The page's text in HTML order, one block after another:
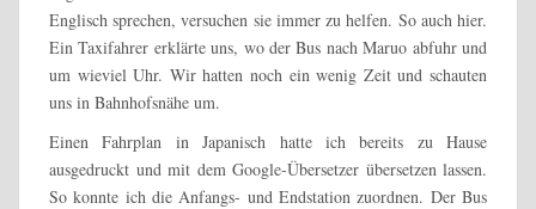
Englisch sprechen, versuchen sie immer zu helfen. So auch hier.
Ein Taxifahrer erklärte uns, wo der Bus nach Maruo abfuhr und
um wieviel Uhr. Wir hatten noch ein wenig Zeit und schauten
uns in Bahnhofsnähe um.
Einen Fahrplan in Japanisch hatte ich bereits zu Hause
ausgedruckt und mit dem Google-Übersetzer übersetzen lassen.
So konnte ich die Anfangs- und Endstation zuordnen. Der Bus